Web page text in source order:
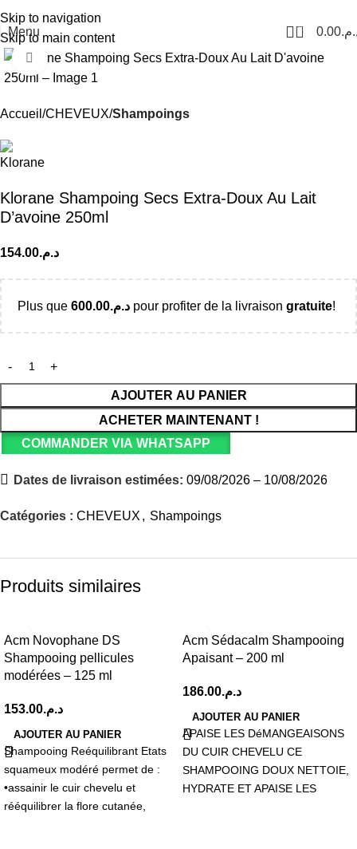
Skip to navigation
Skip to main content
Menu 0 0.00
Click to enlarge
Accueil CHEVEUX Shampoings
Klorane Shampoing Secs Extra-Doux Au Lait
D’avoine 250ml
د.م.154.00
Plus que د.م.600.00 pour profiter de la livraison gratuite!
AJOUTER AU PANIER
ACHETER MAINTENANT !
COMMANDER VIA WHATSAPP
Dates de livraison estimées: 09/08/2026 – 10/08/2026
Catégories : CHEVEUX , Shampoings
Produits similaires
Acm Novophane DS
Shampooing pellicules
modérées – 125 ml
د.م.153.00
AJOUTER AU PANIER
Shampooing Reéquilibrant Etats
squameux modéré permet de :
•assainir le cuir chevelu et
rééquilibrer la flore cutanée,
Acm Sédacalm Shampooing
Apaisant – 200 ml
د.م.186.00
AJOUTER AU PANIER
APAISE LES DéMANGEAISONS
DU CUIR CHEVELU CE
SHAMPOOING DOUX NETTOIE,
HYDRATE ET APAISE LES